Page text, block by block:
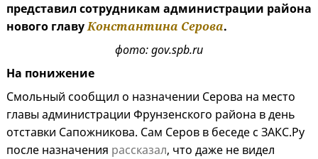
представил сотрудникам администрации района
нового главуКонстантина Серова.
фото: gov.spb.ru
На понижение
Смольный сообщил о назначении Серова на место
главы администрации Фрунзенского района в день
отставки Сапожникова. Сам Серов в беседе с ЗАКС.Ру
после назначения рассказал, что даже не видел